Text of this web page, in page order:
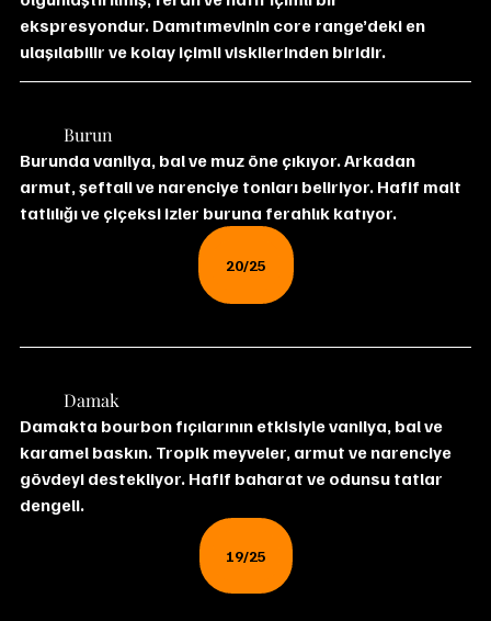
ekspresyondur. Damıtımevinin core range’deki en
ulaşılabilir ve kolay içimli viskilerinden biridir.
	Burun
Burunda vanilya, bal ve muz öne çıkıyor. Arkadan
armut, şeftali ve narenciye tonları beliriyor. Hafif malt
tatlılığı ve çiçeksi izler buruna ferahlık katıyor.
20/25
	Damak
Damakta bourbon fıçılarının etkisiyle vanilya, bal ve
karamel baskın. Tropik meyveler, armut ve narenciye
gövdeyi destekliyor. Hafif baharat ve odunsu tatlar
dengeli.
19/25